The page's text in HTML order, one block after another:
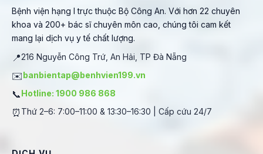
Bệnh viện hạng I trực thuộc Bộ Công An. Với hơn 22 chuyên
khoa và 200+ bác sĩ chuyên môn cao, chúng tôi cam kết
mang lại dịch vụ y tế chất lượng.
📍216 Nguyễn Công Trứ, An Hải, TP Đà Nẵng
✉️banbientap@benhvien199.vn
📞Hotline: 1900 986 868
⏰ Thứ 2–6: 7:00–11:00 & 13:30–16:30 | Cấp cứu 24/7